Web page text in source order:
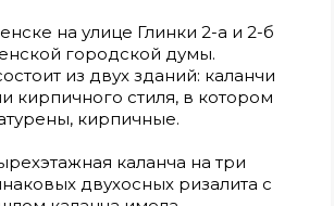
на улице Глинки 2-а и 2-б
городской думы.
из двух зданий: каланчи
кирпичного стиля, в котором
кирпичные.
каланча на три
двухосных ризалита с